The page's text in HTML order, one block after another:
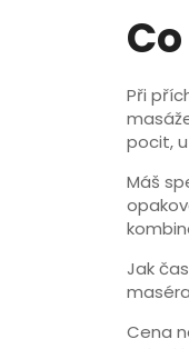
Při
pocit,
Máš
Jak
Cena